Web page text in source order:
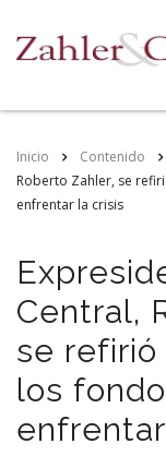
Inicio Contenido
Roberto Zahler, se
enfrentar la crisis
Central,
se refirió
los